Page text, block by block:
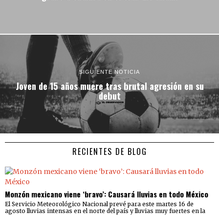
SIGUIENTE NOTICIA
Joven de 15 años muere tras brutal agresión en su
debut
RECIENTES DE BLOG
Monzón mexicano viene ‘bravo’: Causará lluvias en todo México
El Servicio Meteorológico Nacional prevé para este martes 16 de
agosto lluvias intensas en el norte del país y lluvias muy fuertes en la